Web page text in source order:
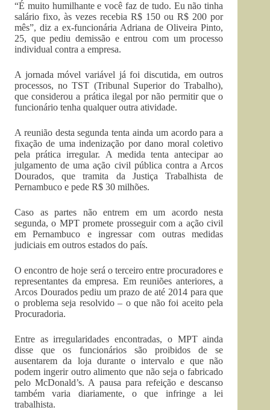
“É muito humilhante e você faz de tudo. Eu não tinha
salário fixo, às vezes recebia R$ 150 ou R$ 200 por
mês”, diz a ex-funcionária Adriana de Oliveira Pinto,
25, que pediu demissão e entrou com um processo
individual contra a empresa.
A jornada móvel variável já foi discutida, em outros
processos, no TST (Tribunal Superior do Trabalho),
que considerou a prática ilegal por não permitir que o
funcionário tenha qualquer outra atividade.
A reunião desta segunda tenta ainda um acordo para a
fixação de uma indenização por dano moral coletivo
pela prática irregular. A medida tenta antecipar ao
julgamento de uma ação civil pública contra a Arcos
Dourados, que tramita da Justiça Trabalhista de
Pernambuco e pede R$ 30 milhões.
Caso as partes não entrem em um acordo nesta
segunda, o MPT promete prosseguir com a ação civil
em Pernambuco e ingressar com outras medidas
judiciais em outros estados do país.
O encontro de hoje será o terceiro entre procuradores e
representantes da empresa. Em reuniões anteriores, a
Arcos Dourados pediu um prazo de até 2014 para que
o problema seja resolvido – o que não foi aceito pela
Procuradoria.
Entre as irregularidades encontradas, o MPT ainda
disse que os funcionários são proibidos de se
ausentarem da loja durante o intervalo e que não
podem ingerir outro alimento que não seja o fabricado
pelo McDonald’s. A pausa para refeição e descanso
também varia diariamente, o que infringe a lei
trabalhista.